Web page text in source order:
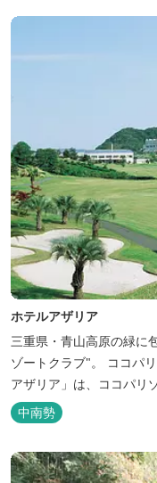
ホテルアザリア
三重県・青山高原の緑に
ゾートクラブ"。 ココパリゾートクラブのシンボルホテル「ホテル
アザリア」は、ココパリ
囲気の宿泊施設です。 円
など多彩な客室を備え、
ちろん、伊勢...
中南勢